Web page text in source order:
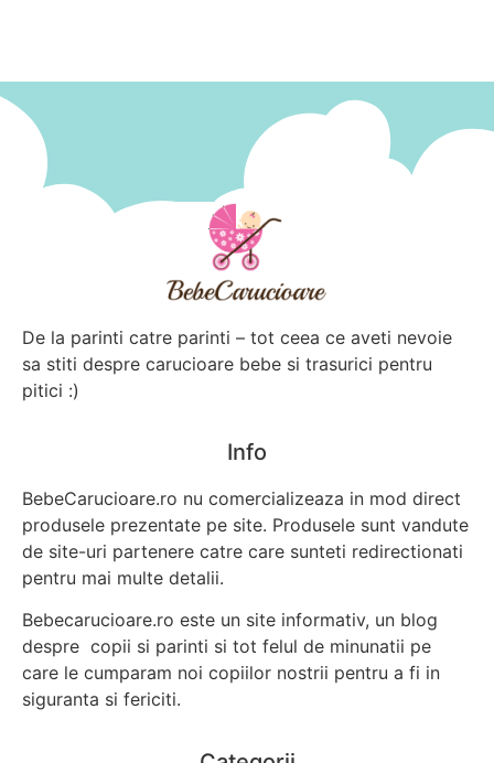
De la parinti catre parinti – tot ceea ce aveti nevoie
sa stiti despre carucioare bebe si trasurici pentru
pitici :)
Info
BebeCarucioare.ro nu comercializeaza in mod direct
produsele prezentate pe site. Produsele sunt vandute
de site-uri partenere catre care sunteti redirectionati
pentru mai multe detalii.
Bebecarucioare.ro este un site informativ, un blog
despre copii si parinti si tot felul de minunatii pe
care le cumparam noi copiilor nostrii pentru a fi in
siguranta si fericiti.